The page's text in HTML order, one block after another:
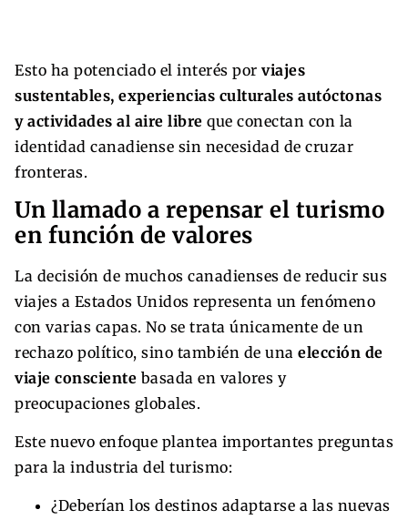
Esto ha potenciado el interés por viajes
sustentables, experiencias culturales autóctonas
y actividades al aire libre que conectan con la
identidad canadiense sin necesidad de cruzar
fronteras.
Un llamado a repensar el turismo
en función de valores
La decisión de muchos canadienses de reducir sus
viajes a Estados Unidos representa un fenómeno
con varias capas. No se trata únicamente de un
rechazo político, sino también de una elección de
viaje consciente basada en valores y
preocupaciones globales.
Este nuevo enfoque plantea importantes preguntas
para la industria del turismo:
¿Deberían los destinos adaptarse a las nuevas